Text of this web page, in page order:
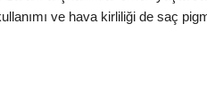
ve hava kirliliği de saç